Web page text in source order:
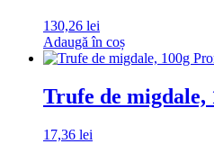
130,26 lei
Adaugă în coș
Trufe de migdale,
17,36 lei